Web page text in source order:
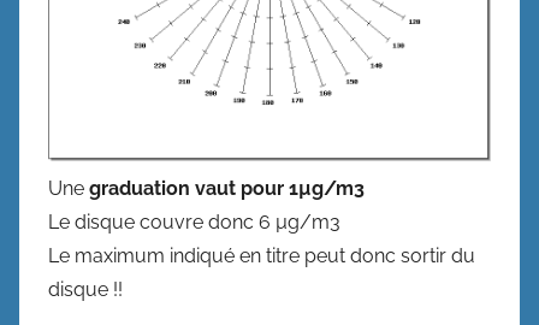
Une graduation vaut pour 1µg/m3
Le disque couvre donc 6 µg/m3
Le maximum indiqué en titre peut donc sortir du
disque !!